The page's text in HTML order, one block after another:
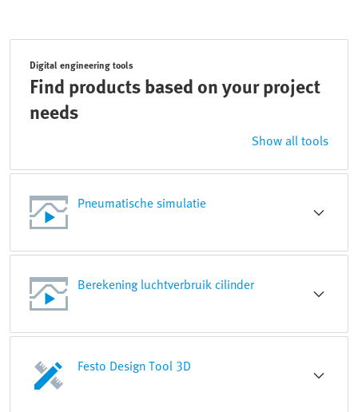
Digital engineering tools
Find products based on your project
needs
Show all tools
Pneumatische simulatie
Berekening luchtverbruik cilinder
Festo Design Tool 3D